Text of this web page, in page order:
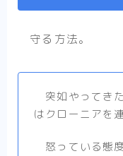
守る方法。
突如やってき
はクローニアを
怒っている態